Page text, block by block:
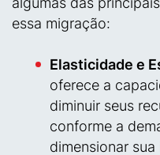
essa migração:
Elasticidade e
oferece a
diminuir seus
conforme a
dimensionar